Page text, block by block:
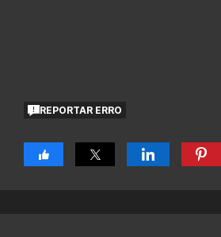
REPORTAR ERRO